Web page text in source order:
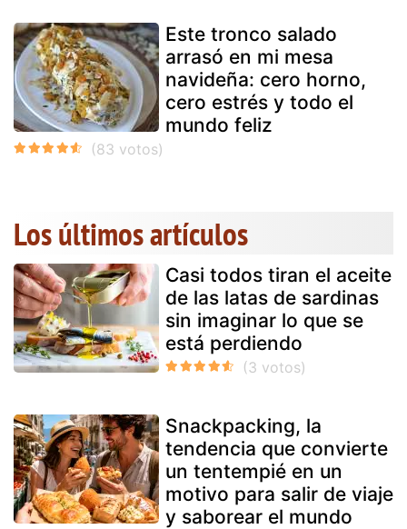
Este tronco salado
arrasó en mi mesa
navideña: cero horno,
cero estrés y todo el
mundo feliz
Los últimos artículos
Casi todos tiran el aceite
de las latas de sardinas
sin imaginar lo que se
está perdiendo
Snackpacking, la
tendencia que convierte
un tentempié en un
motivo para salir de viaje
y saborear el mundo